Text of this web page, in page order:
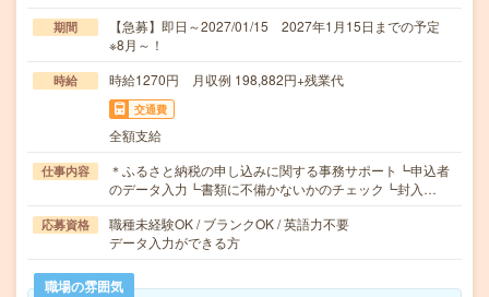
期間
【急募】即日～2027/01/15 2027年1月15日までの予定
※8月～！
時給 時給1270円 月収例 198,882円+残業代
交通費
全額支給
仕事内容
＊ふるさと納税の申し込みに関する事務サポート┗申込者
のデータ入力┗書類に不備かないかのチェック┗封入…
応募資格
職種未経験OK / ブランクOK / 英語力不要
データ入力ができる方
職場の雰囲気